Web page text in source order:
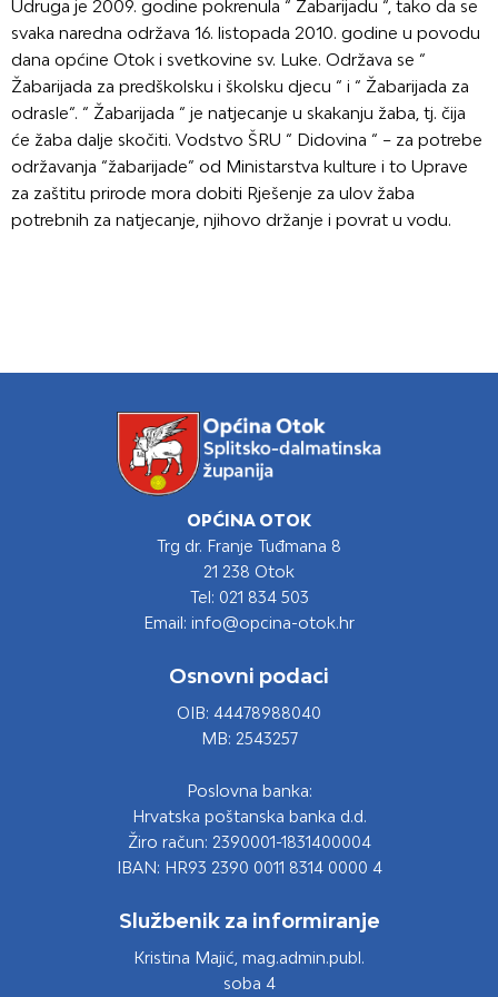
Udruga je 2009. godine pokrenula “ Žabarijadu “, tako da se
svaka naredna održava 16. listopada 2010. godine u povodu
dana općine Otok i svetkovine sv. Luke. Održava se “
Žabarijada za predškolsku i školsku djecu “ i “ Žabarijada za
odrasle“. “ Žabarijada “ je natjecanje u skakanju žaba, tj. čija
će žaba dalje skočiti. Vodstvo ŠRU “ Didovina “ – za potrebe
održavanja “žabarijade” od Ministarstva kulture i to Uprave
za zaštitu prirode mora dobiti Rješenje za ulov žaba
potrebnih za natjecanje, njihovo držanje i povrat u vodu.
OPĆINA OTOK
Trg dr. Franje Tuđmana 8
21 238 Otok
Tel: 021 834 503
Email: info@opcina-otok.hr
Osnovni podaci
OIB: 44478988040
MB: 2543257
Poslovna banka:
Hrvatska poštanska banka d.d.
Žiro račun: 2390001-1831400004
IBAN: HR93 2390 0011 8314 0000 4
Službenik za informiranje
Kristina Majić, mag.admin.publ.
soba 4